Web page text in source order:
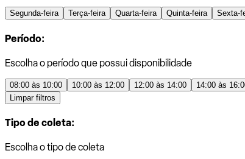
Segunda-feira Terça-feira Quarta-feira Quinta-feira Sexta-
Período:
Escolha o período que possui disponibilidade
08:00 às 10:00 10:00 às 12:00 12:00 às 14:00 14:00 às
Limpar filtros
Tipo de coleta:
Escolha o tipo de coleta